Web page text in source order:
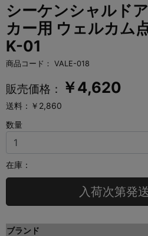
シーケンシャルド
カー用 ウェルカム
K-01
商品コード： VALE-018
販売価格： ￥4,620
送料：￥2,860
数量
在庫：
入荷次第発
ブランド